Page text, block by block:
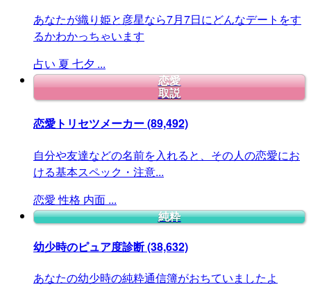
あなたが織り姫と彦星なら7月7日にどんなデートをす
るかわかっちゃいます
占い 夏 七夕 ...
恋愛
取説
恋愛トリセツメーカー(89,492)
自分や友達などの名前を入れると、その人の恋愛にお
ける基本スペック・注意...
恋愛 性格 内面 ...
純粋
幼少時のピュア度診断(38,632)
あなたの幼少時の純粋通信簿がおちていましたよ